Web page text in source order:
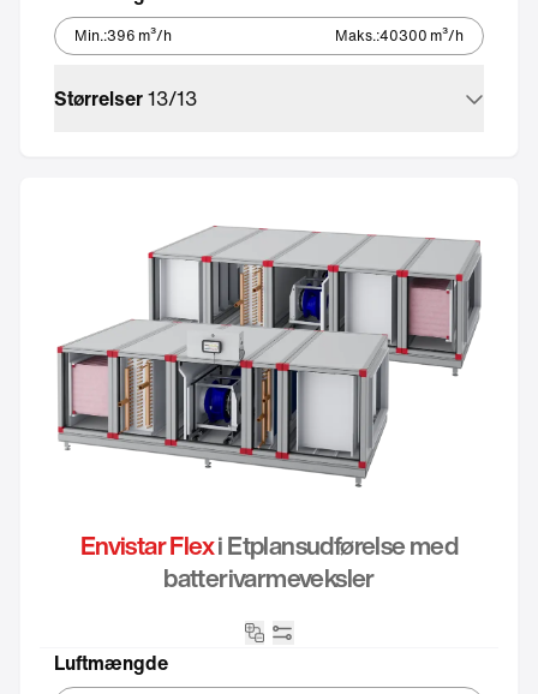
Min.:396 m³/h Maks.:40300 m³/h
Størrelser13/13
Envistar Flexi Etplansudførelse med
batterivarmeveksler
Luftmængde